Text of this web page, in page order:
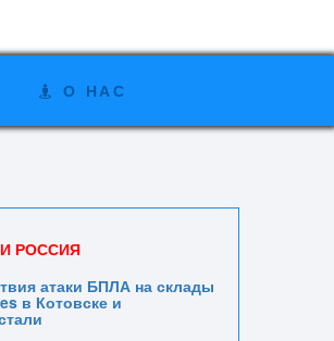
О НАС
РОССИЯ
атаки БПЛА на склады
в Котовске и